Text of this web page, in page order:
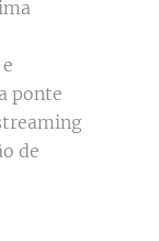
ponte
de